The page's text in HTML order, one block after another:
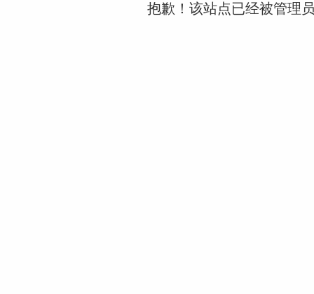
抱歉！该站点已经被管理